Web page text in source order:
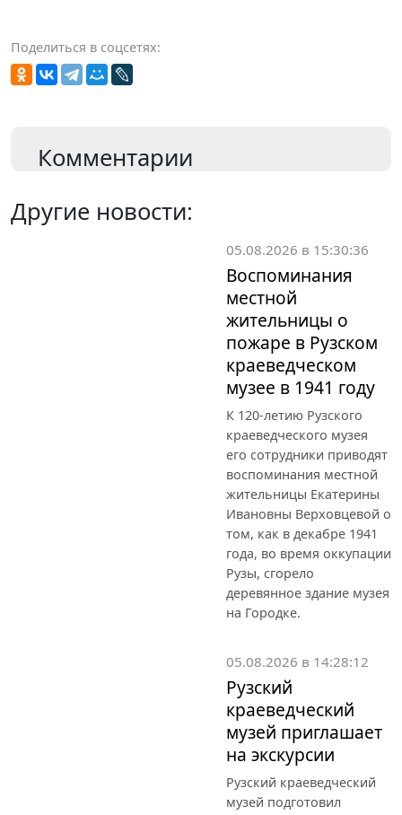
Поделиться в соцсетях:
Комментарии
Другие новости:
05.08.2026 в 15:30:36
Воспоминания
местной
жительницы о
пожаре в Рузском
краеведческом
музее в 1941 году
К 120-летию Рузского
краеведческого музея
его сотрудники приводят
воспоминания местной
жительницы Екатерины
Ивановны Верховцевой о
том, как в декабре 1941
года, во время оккупации
Рузы, сгорело
деревянное здание музея
на Городке.
05.08.2026 в 14:28:12
Рузский
краеведческий
музей приглашает
на экскурсии
Рузский краеведческий
музей подготовил